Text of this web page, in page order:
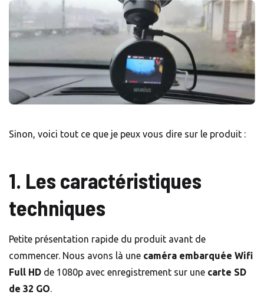
Sinon, voici tout ce que je peux vous dire sur le produit :
1. Les caractéristiques
techniques
Petite présentation rapide du produit avant de
commencer. Nous avons là une caméra embarquée Wifi
Full HD de 1080p avec enregistrement sur une carte SD
de 32 GO.